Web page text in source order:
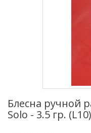
Блесна ручной
Solo - 3.5 гр. (L10)